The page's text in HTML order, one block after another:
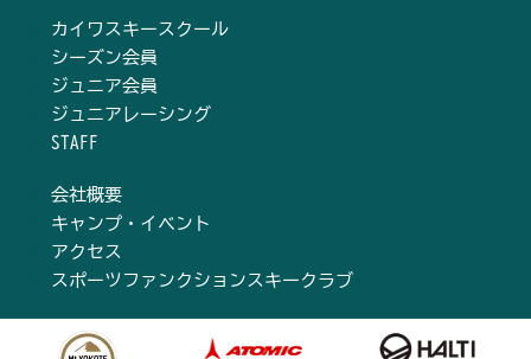
カイワスキースクール
シーズン会員
ジュニア会員
ジュニアレーシング
STAFF
会社概要
キャンプ・イベント
アクセス
スポーツファンクションスキークラブ